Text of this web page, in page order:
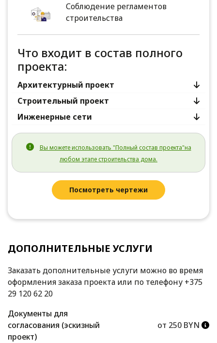
Соблюдение регламентов
строительства
Что входит в состав полного
проекта:
Архитектурный проект
Строительный проект
Инженерные сети
Вы можете использовать "Полный состав проекта"на
любом этапе строительства дома.
Посмотреть чертежи
ДОПОЛНИТЕЛЬНЫЕ УСЛУГИ
Заказать дополнительные услуги можно во время
оформления заказа проекта или по телефону +375
29 120 62 20
Документы для
согласования (эскизный
проект)
от 250 BYN